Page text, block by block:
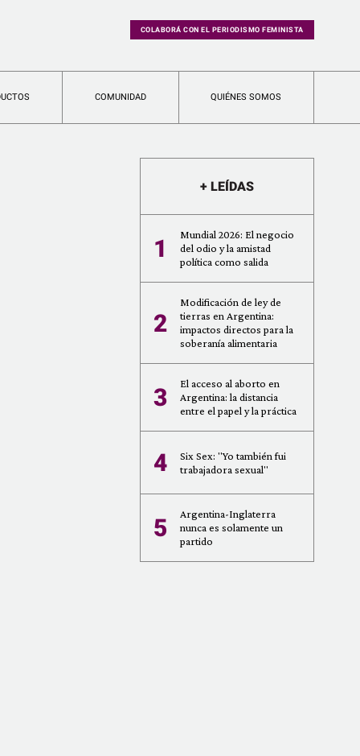
COLABORÁ CON EL PERIODISMO FEMINISTA
COMUNIDAD QUIÉNES SOMOS
+ LEÍDAS
1
Mundial 2026: El negocio
del odio y la amistad
política como salida
2
Modificación de ley de
tierras en Argentina:
impactos directos para la
soberanía alimentaria
3
El acceso al aborto en
Argentina: la distancia
entre el papel y la práctica
4
Six Sex: "Yo también fui
trabajadora sexual"
5
Argentina-Inglaterra
nunca es solamente un
partido